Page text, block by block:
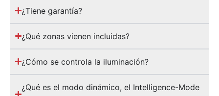
¿Tiene garantía?
¿Qué zonas vienen incluidas?
¿Cómo se controla la iluminación?
¿Qué es el modo dinámico, el Intelligence-Mode